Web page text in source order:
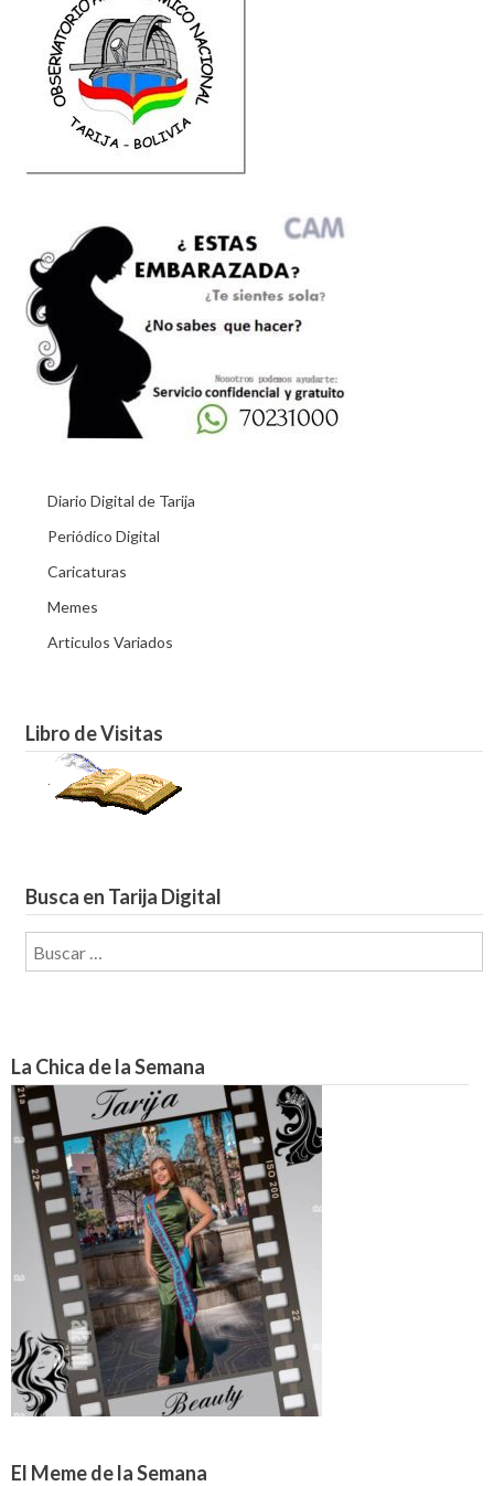
Diario Digital de Tarija
Periódico Digital
Caricaturas
Memes
Articulos Variados
Libro de Visitas
Busca en Tarija Digital
Buscar:
La Chica de la Semana
El Meme de la Semana